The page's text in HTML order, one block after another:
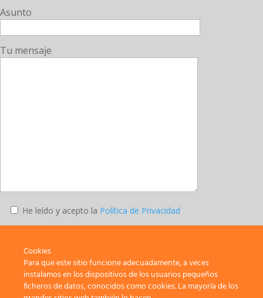
Asunto
Tu mensaje
He leído y acepto la Política de Privacidad
SATE-STEs – Sindicato de Trabajadores y Trabajadoras de la
Cookies
Para que este sitio funcione adecuadamente, a veces
instalamos en los dispositivos de los usuarios pequeños
ficheros de datos, conocidos como cookies. La mayoría de los